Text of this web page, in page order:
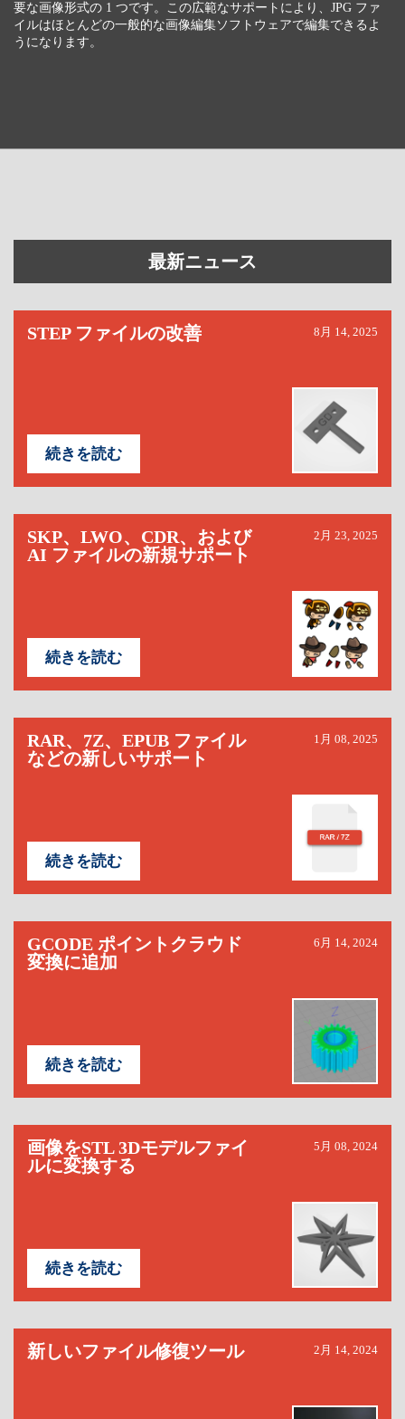
要な画像形式の 1 つです。この広範なサポートにより、JPG ファ
イルはほとんどの一般的な画像編集ソフトウェアで編集できるよ
うになります。
最新ニュース
STEP ファイルの改善 8月 14, 2025
続きを読む
SKP、LWO、CDR、および
AI ファイルの新規サポート
2月 23, 2025
続きを読む
RAR、7Z、EPUB ファイル
などの新しいサポート
1月 08, 2025
続きを読む
GCODE ポイントクラウド
変換に追加
6月 14, 2024
続きを読む
画像をSTL 3Dモデルファイ
ルに変換する
5月 08, 2024
続きを読む
新しいファイル修復ツール 2月 14, 2024